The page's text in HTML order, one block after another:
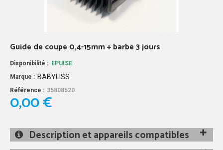
Guide de coupe 0,4-15mm + barbe 3 jours
Disponibilité :
EPUISE
Marque : BABYLISS
Référence : 35808520
0,00 €
Description et appareils compatibles